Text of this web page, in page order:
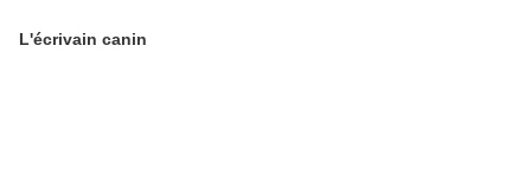
L'écrivain canin